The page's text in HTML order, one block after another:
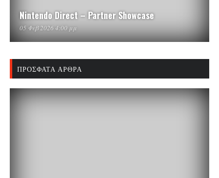
Nintendo Direct – Partner Showcase
05 Φεβ 2026 4:00 μμ
ΠΡΌΣΦΑΤΑ ΆΡΘΡΑ